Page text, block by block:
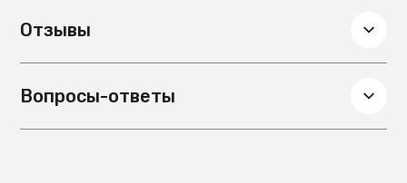
Отзывы
Вопросы-ответы